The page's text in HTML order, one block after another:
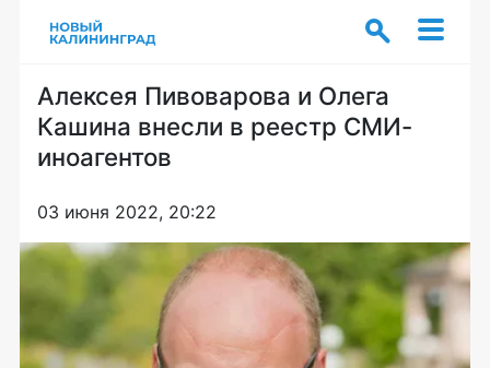
Алексея Пивоварова и Олега
Кашина внесли в реестр СМИ-
иноагентов
03 июня 2022, 20:22